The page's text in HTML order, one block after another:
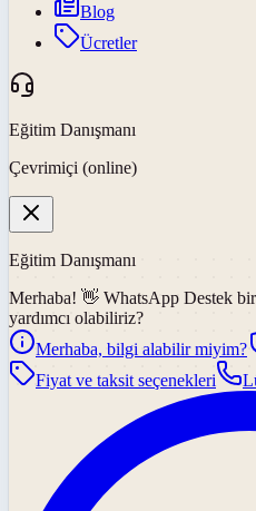
Blog
Ücretler
Eğitim Danışmanı
Çevrimiçi (online)
Eğitim Danışmanı
Merhaba! 👋 WhatsApp Destek
yardımcı olabiliriz?
Merhaba, bilgi alabilir miyim?
Fiyat ve taksit seçenekleri